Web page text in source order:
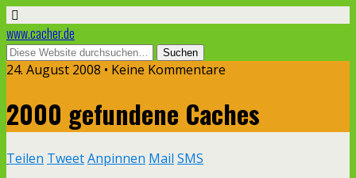
www.cacher.de
24. August 2008 • Keine Kommentare
2000 gefundene Caches
Teilen TweetAnpinnen Mail SMS